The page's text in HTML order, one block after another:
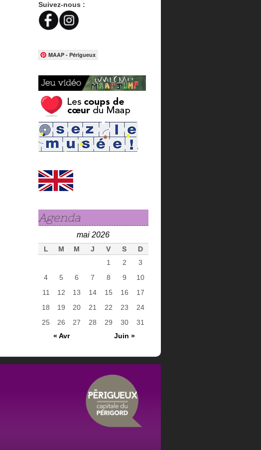
Suivez-nous :
MAAP - Périgueux
Agenda
mai 2026
L M M J V S
D
1
2
3
4
5 6 7 8 9
10
11
12 13 14 15 16
17
18
19 20 21 22 23
24
25
26 27 28 29 30
31
« Avr
Juin »